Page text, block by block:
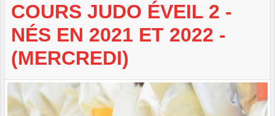
COURS JUDO ÉVEIL 2 -
NÉS EN 2021 ET 2022 -
(MERCREDI)